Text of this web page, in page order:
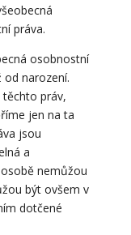
práva.
osobnostní
od narození.
těchto práv,
jen na ta
jsou
a
nemůžou
být ovšem v
dotčené